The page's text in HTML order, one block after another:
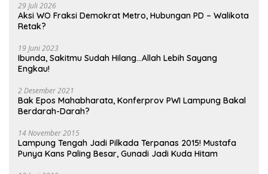
29 Juli 2026
Aksi WO Fraksi Demokrat Metro, Hubungan PD – Walikota
Retak?
19 Juni 2023
Ibunda, Sakitmu Sudah Hilang…Allah Lebih Sayang
Engkau!
2 Desember 2021
Bak Epos Mahabharata, Konferprov PWI Lampung Bakal
Berdarah-Darah?
14 November 2015
Lampung Tengah Jadi Pilkada Terpanas 2015! Mustafa
Punya Kans Paling Besar, Gunadi Jadi Kuda Hitam